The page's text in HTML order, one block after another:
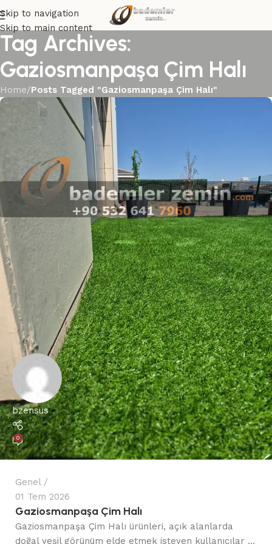
Skip to navigation
Skip to main content
Tag Archives:
Gaziosmanpaşa Çim Halı
Home/Posts Tagged "Gaziosmanpaşa Çim Halı"
bzensus
0
Genel
01 Tem 2026
Gaziosmanpaşa Çim Halı
Gaziosmanpaşa Çim Halı ürünleri, açık alanlarda
doğal yeşil görünüm elde etmek isteyen kullanıcılar ...